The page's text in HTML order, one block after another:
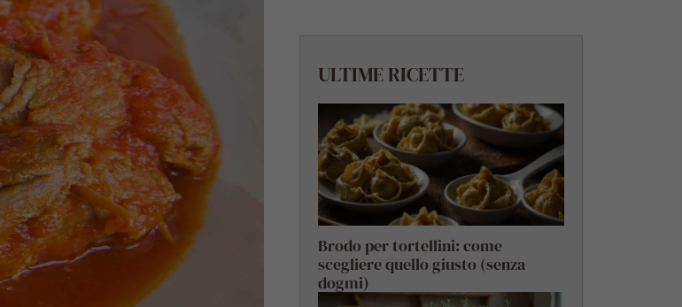
ULTIME RICETTE
Brodo per tortellini: come
scegliere quello giusto (senza
dogmi)